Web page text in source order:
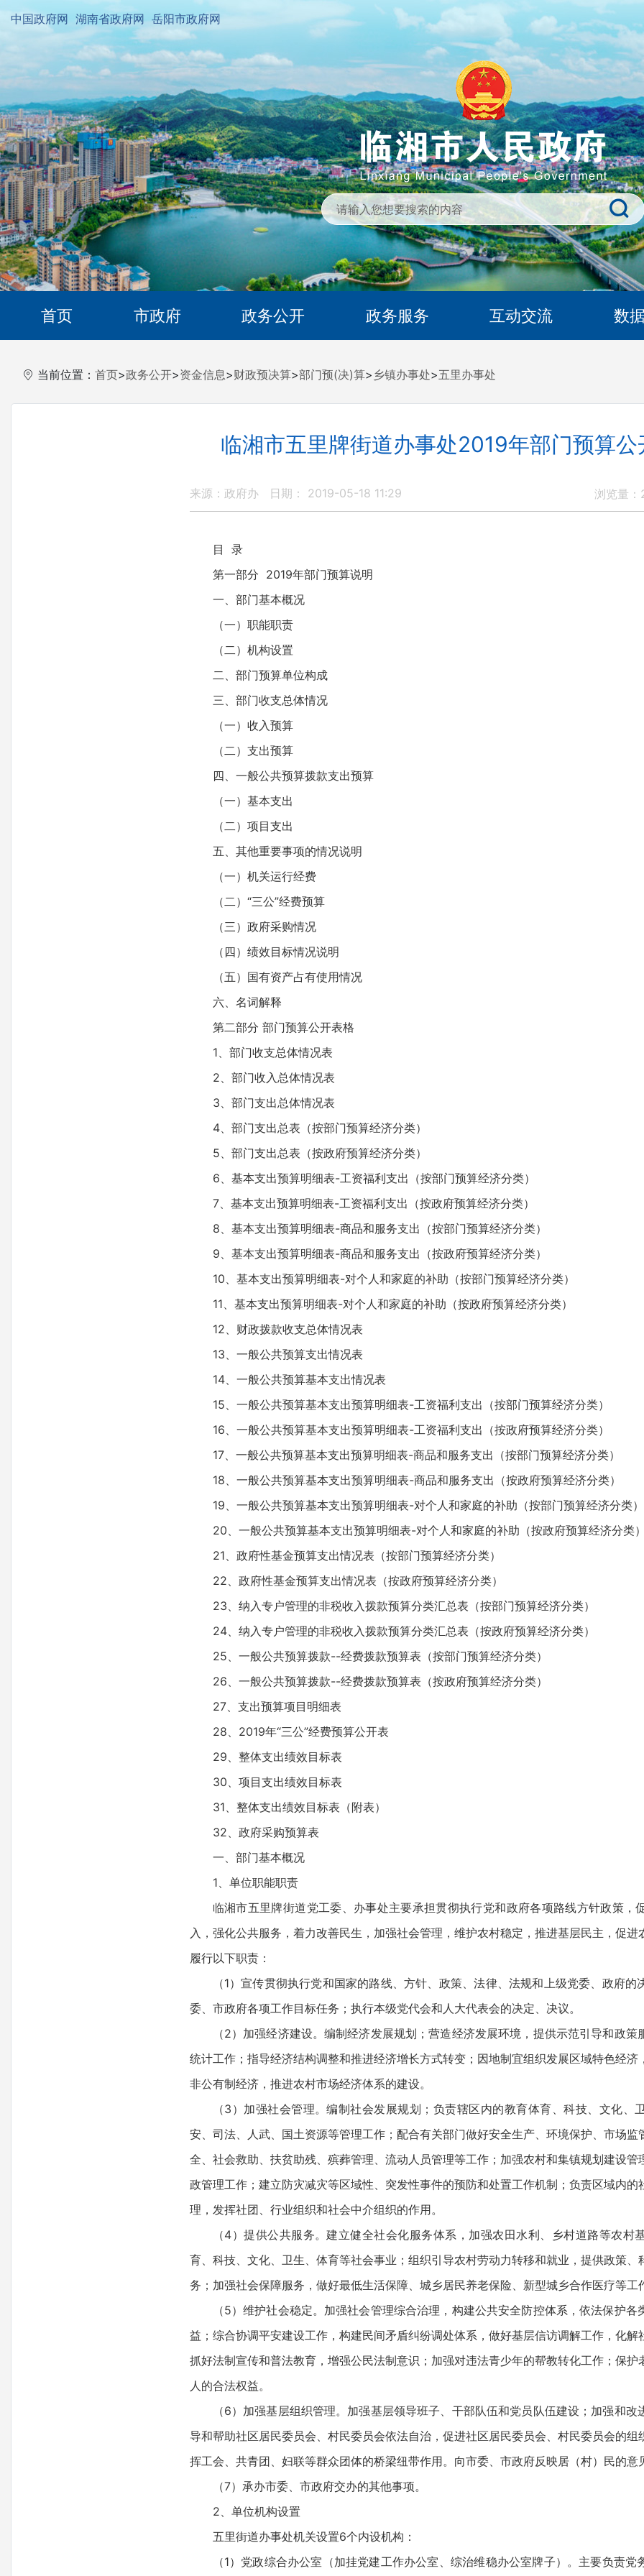
中国政府网 湖南省政府网 岳阳市政府网
首页 市政府 政务公开 政务服务 互动交流 数
当前位置： 首页>政务公开>资金信息>财政预决算>部门预(决)算> 乡镇办事处>五里办事处
临湘市五里牌街道办事处2019年部门预算
来源：政府办 日期： 2019-05-18 11:29 浏览量：
目 录
第一部分 2019年部门预算说明
一、部门基本概况
（一）职能职责
（二）机构设置
二、部门预算单位构成
三、部门收支总体情况
（一）收入预算
（二）支出预算
四、一般公共预算拨款支出预算
（一）基本支出
（二）项目支出
五、其他重要事项的情况说明
（一）机关运行经费
（二）“三公”经费预算
（三）政府采购情况
（四）绩效目标情况说明
（五）国有资产占有使用情况
六、名词解释
第二部分 部门预算公开表格
1、部门收支总体情况表
2、部门收入总体情况表
3、部门支出总体情况表
4、部门支出总表（按部门预算经济分类）
5、部门支出总表（按政府预算经济分类）
6、基本支出预算明细表-工资福利支出（按部门预算经济分类）
7、基本支出预算明细表-工资福利支出（按政府预算经济分类）
8、基本支出预算明细表-商品和服务支出（按部门预算经济分类）
9、基本支出预算明细表-商品和服务支出（按政府预算经济分类）
10、基本支出预算明细表-对个人和家庭的补助（按部门预算经济分类）
11、基本支出预算明细表-对个人和家庭的补助（按政府预算经济分类）
12、财政拨款收支总体情况表
13、一般公共预算支出情况表
14、一般公共预算基本支出情况表
15、一般公共预算基本支出预算明细表-工资福利支出（按部门预算经济分类）
16、一般公共预算基本支出预算明细表-工资福利支出（按政府预算经济分类）
17、一般公共预算基本支出预算明细表-商品和服务支出（按部门预算经济分类）
18、一般公共预算基本支出预算明细表-商品和服务支出（按政府预算经济分类）
19、一般公共预算基本支出预算明细表-对个人和家庭的补助（按部门预算经济分类）
20、一般公共预算基本支出预算明细表-对个人和家庭的补助（按政府预算经济分类
21、政府性基金预算支出情况表（按部门预算经济分类）
22、政府性基金预算支出情况表（按政府预算经济分类）
23、纳入专户管理的非税收入拨款预算分类汇总表（按部门预算经济分类）
24、纳入专户管理的非税收入拨款预算分类汇总表（按政府预算经济分类）
25、一般公共预算拨款--经费拨款预算表（按部门预算经济分类）
26、一般公共预算拨款--经费拨款预算表（按政府预算经济分类）
27、支出预算项目明细表
28、2019年“三公”经费预算公开表
29、整体支出绩效目标表
30、项目支出绩效目标表
31、整体支出绩效目标表（附表）
32、政府采购预算表
一、部门基本概况
1、单位职能职责
临湘市五里牌街道党工委、办事处主要承担贯彻执行党和政府各项路线方针政策，
入，强化公共服务，着力改善民生，加强社会管理，维护农村稳定，推进基层民主，促
履行以下职责：
（1）宣传贯彻执行党和国家的路线、方针、政策、法律、法规和上级党委、政府
委、市政府各项工作目标任务；执行本级党代会和人大代表会的决定、决议。
（2）加强经济建设。编制经济发展规划；营造经济发展环境，提供示范引导和政
统计工作；指导经济结构调整和推进经济增长方式转变；因地制宜组织发展区域特色经
非公有制经济，推进农村市场经济体系的建设。
（3）加强社会管理。编制社会发展规划；负责辖区内的教育体育、科技、文化、
安、司法、人武、国土资源等管理工作；配合有关部门做好安全生产、环境保护、市场
全、社会救助、扶贫助残、殡葬管理、流动人员管理等工作；加强农村和集镇规划建设
政管理工作；建立防灾减灾等区域性、突发性事件的预防和处置工作机制；负责区域内
理，发挥社团、行业组织和社会中介组织的作用。
（4）提供公共服务。建立健全社会化服务体系，加强农田水利、乡村道路等农村
育、科技、文化、卫生、体育等社会事业；组织引导农村劳动力转移和就业，提供政策
务；加强社会保障服务，做好最低生活保障、城乡居民养老保险、新型城乡合作医疗等工
（5）维护社会稳定。加强社会管理综合治理，构建公共安全防控体系，依法保护
益；综合协调平安建设工作，构建民间矛盾纠纷调处体系，做好基层信访调解工作，化
抓好法制宣传和普法教育，增强公民法制意识；加强对违法青少年的帮教转化工作；保
人的合法权益。
（6）加强基层组织管理。加强基层领导班子、干部队伍和党员队伍建设；加强和
导和帮助社区居民委员会、村民委员会依法自治，促进社区居民委员会、村民委员会的
挥工会、共青团、妇联等群众团体的桥梁纽带作用。向市委、市政府反映居（村）民的意
（7）承办市委、市政府交办的其他事项。
2、单位机构设置
五里街道办事处机关设置6个内设机构：
（1）党政综合办公室（加挂党建工作办公室、综治维稳办公室牌子）。主要负责